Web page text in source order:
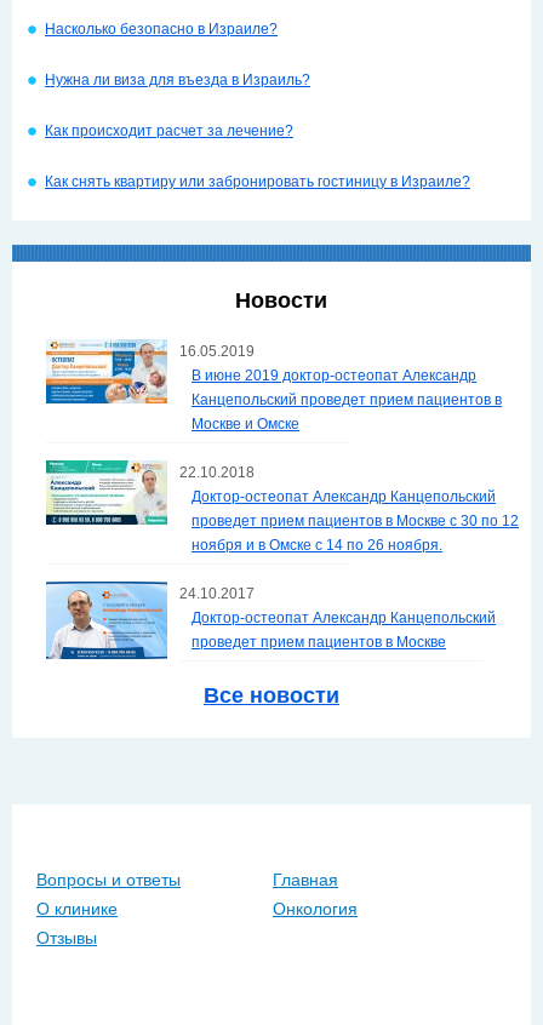
Насколько безопасно в Израиле?
Нужна ли виза для въезда в Израиль?
Как происходит расчет за лечение?
Как снять квартиру или забронировать гостиницу в Израиле?
Новости
16.05.2019
В июне 2019 доктор-остеопат Александр
Канцепольский проведет прием пациентов в
Москве и Омске
22.10.2018
Доктор-остеопат Александр Канцепольский
проведет прием пациентов в Москве с 30 по 12
ноября и в Омске с 14 по 26 ноября.
24.10.2017
Доктор-остеопат Александр Канцепольский
проведет прием пациентов в Москве
Все новости
Вопросы и ответы
Главная
О клинике
Онкология
Отзывы